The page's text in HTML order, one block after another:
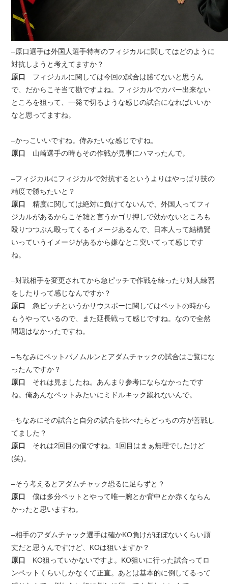
–原口選手は外国人選手特有のフィジカルに関してはどのように
対抗しようと考えてますか？
原口 フィジカルに関しては今回の試合は勝てないと思うん
で、だからこそ当て勘ですよね。フィジカルでカバー出来ない
ところを狙って、一発で切るような感じの試合になればいいか
なと思ってますね。
–かっこいいですね。侍みたいな感じですね。
原口 山崎選手の時もその作戦が見事にハマったんで。
–フィジカルにフィジカルで対抗するというよりはやっぱり技の
精度で勝ちたいと？
原口精度に関しては絶対に負けてないんで、外国人ってフィ
ジカルがあるからこそ雑と言うかゴリ押しで効かないところも
殴りつつぶん殴ってくるイメージあるんで、日本人って結構賢
いっていうイメージがあるから嫌なとこ突いてって感じです
ね。
–対戦相手を変更されてから急ピッチで作戦を練ったり対人練習
をしたりって感じなんですか？
原口急ピッチというかサウスポーに関してはペットの時から
もうやっているので、また延長戦って感じですね。なので全然
問題はなかったですね。
–ちなみにペットパノムルンとアダムチャックの試合はご覧にな
ったんですか？
原口 それは見ましたね。あんまり参考にならなかったです
ね。俺あんなペットみたいにミドルキック蹴れないんで。
–ちなみにその試合と自分の試合を比べたらどっちの方が善戦し
てました？
原口 それは2回目の僕ですね。1回目はまぁ無理でしたけど
(笑)。
–そう考えるとアダムチャック恐るに足らずと？
原口僕は多分ペットとやって唯一腕とか背中とか赤くならん
かったと思いますね。
–相手のアダムチャック選手は確かKO負けがほぼないくらい頑
丈だと思うんですけど、KOは狙いますか？
原口 KO狙っていかないですよ。KO狙いに行った試合ってロ
ンペットくらいしかなくて正直。あとは基本的に倒してるって